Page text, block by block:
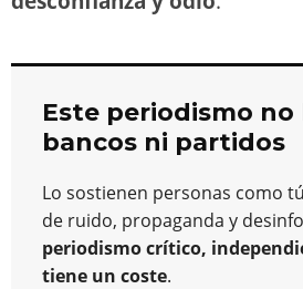
Este periodismo
bancos ni partidos
Lo sostienen personas como
de ruido, propaganda y
periodismo crítico,
tiene un coste.